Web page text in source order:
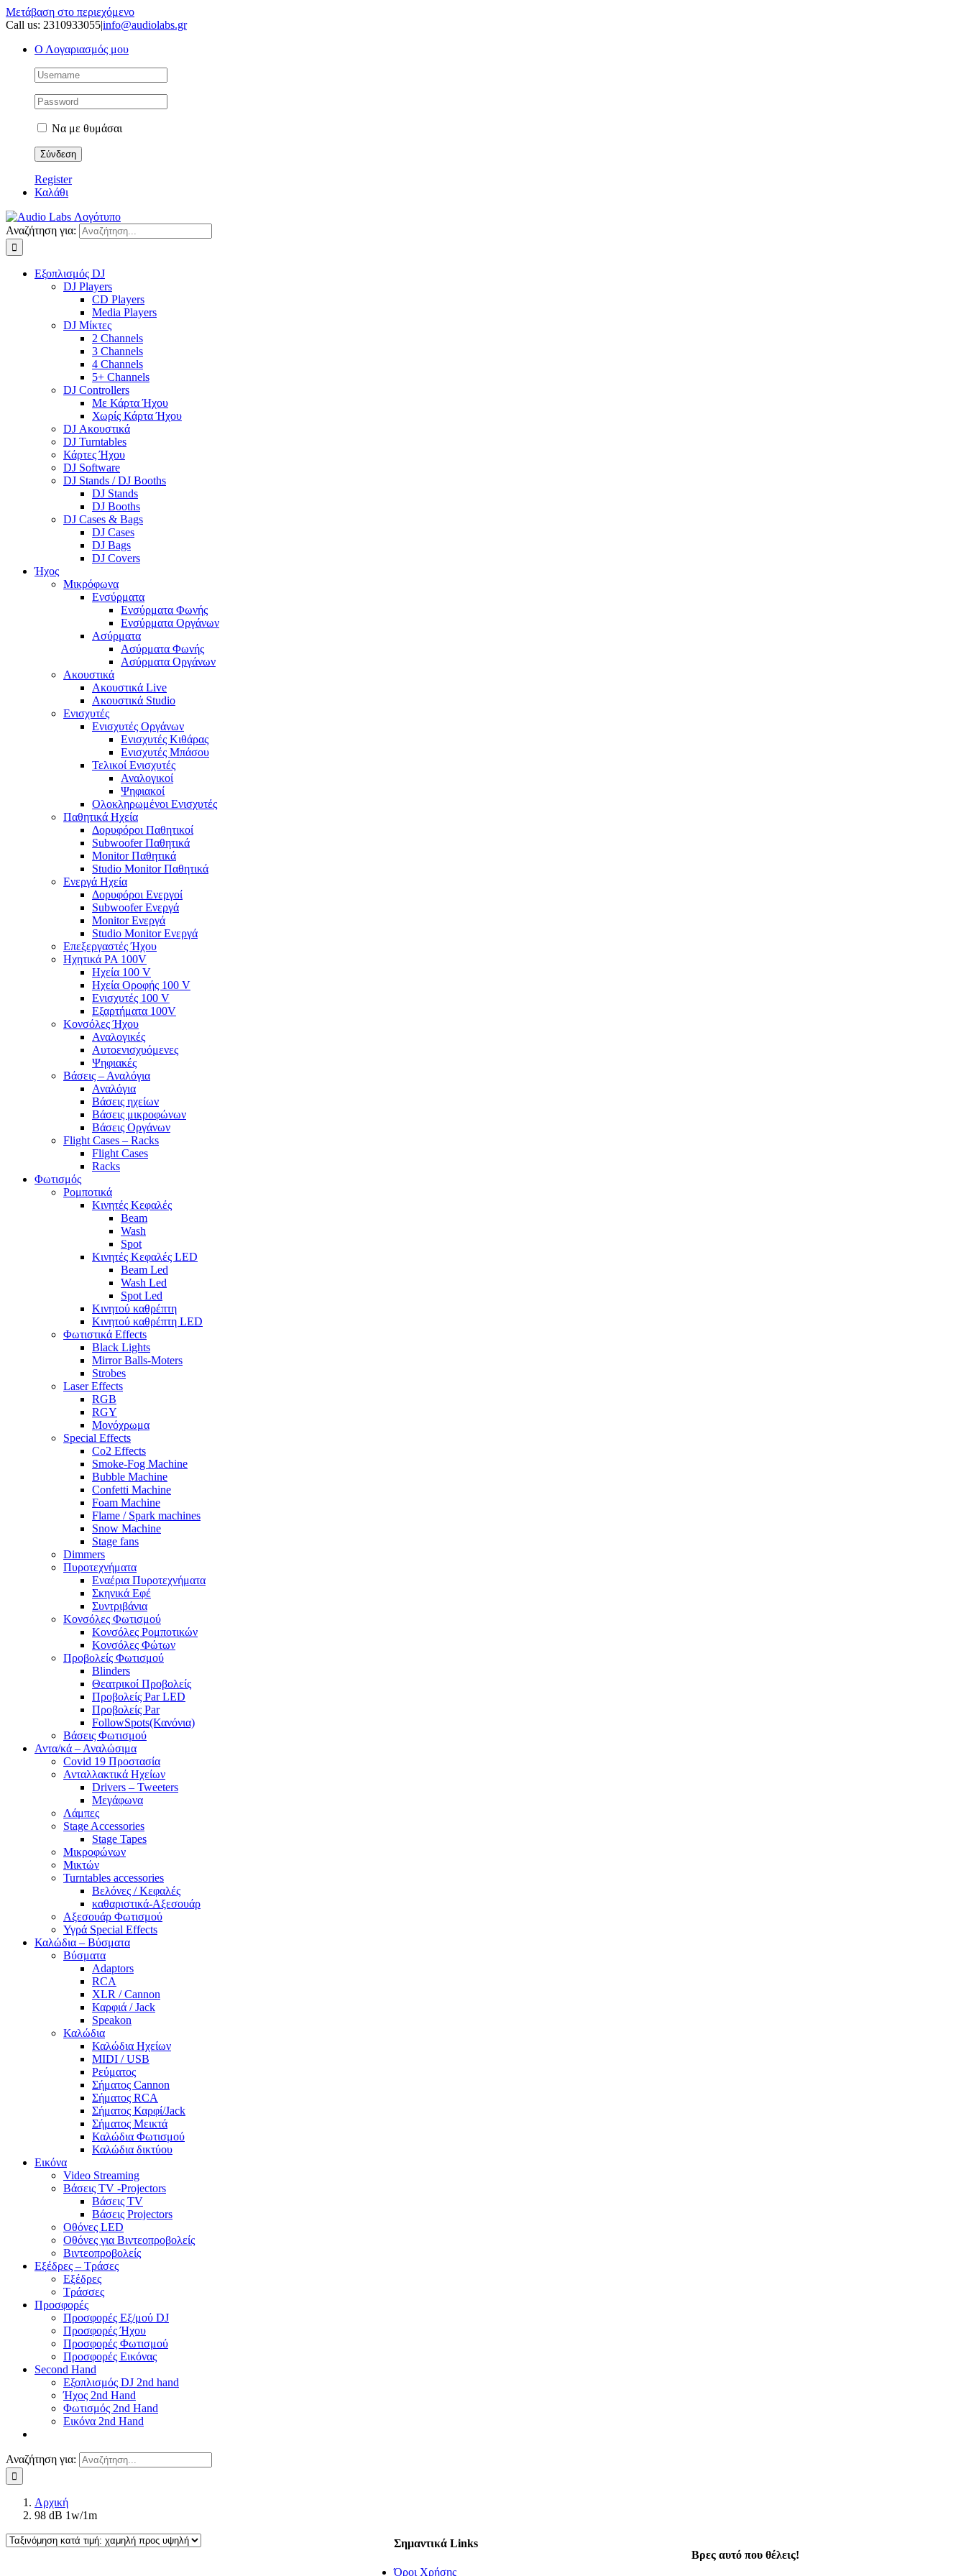
Μετάβαση στο περιεχόμενο
Call us: 2310933055|info@audiolabs.gr
Ο Λογαριασμός μου
Να με θυμάσαι
Register
Καλάθι
Αναζήτηση για:
Εξοπλισμός DJ
DJ Players
CD Players
Media Players
DJ Μίκτες
2 Channels
3 Channels
4 Channels
5+ Channels
DJ Controllers
Με Κάρτα Ήχου
Χωρίς Κάρτα Ήχου
DJ Ακουστικά
DJ Turntables
Κάρτες Ήχου
DJ Software
DJ Stands / DJ Booths
DJ Stands
DJ Booths
DJ Cases & Bags
DJ Cases
DJ Bags
DJ Covers
Ήχος
Μικρόφωνα
Ενσύρματα
Ενσύρματα Φωνής
Ενσύρματα Οργάνων
Ασύρματα
Ασύρματα Φωνής
Ασύρματα Οργάνων
Ακουστικά
Ακουστικά Live
Ακουστικά Studio
Ενισχυτές
Ενισχυτές Οργάνων
Ενισχυτές Κιθάρας
Ενισχυτές Μπάσου
Τελικοί Ενισχυτές
Αναλογικοί
Ψηφιακοί
Ολοκληρωμένοι Ενισχυτές
Παθητικά Ηχεία
Δορυφόροι Παθητικοί
Subwoofer Παθητικά
Monitor Παθητικά
Studio Monitor Παθητικά
Ενεργά Ηχεία
Δορυφόροι Ενεργοί
Subwoofer Ενεργά
Monitor Ενεργά
Studio Monitor Ενεργά
Επεξεργαστές Ήχου
Ηχητικά PA 100V
Ηχεία 100 V
Ηχεία Οροφής 100 V
Ενισχυτές 100 V
Εξαρτήματα 100V
Κονσόλες Ήχου
Αναλογικές
Αυτοενισχυόμενες
Ψηφιακές
Βάσεις – Αναλόγια
Αναλόγια
Βάσεις ηχείων
Βάσεις μικροφώνων
Βάσεις Οργάνων
Flight Cases – Racks
Flight Cases
Racks
Φωτισμός
Ρομποτικά
Κινητές Κεφαλές
Beam
Wash
Spot
Κινητές Κεφαλές LED
Beam Led
Wash Led
Spot Led
Κινητού καθρέπτη
Κινητού καθρέπτη LED
Φωτιστικά Effects
Black Lights
Mirror Balls-Moters
Strobes
Laser Effects
RGB
RGY
Μονόχρωμα
Special Effects
Co2 Effects
Smoke-Fog Machine
Bubble Machine
Confetti Machine
Foam Machine
Flame / Spark machines
Snow Machine
Stage fans
Dimmers
Πυροτεχνήματα
Εναέρια Πυροτεχνήματα
Σκηνικά Εφέ
Συντριβάνια
Κονσόλες Φωτισμού
Κονσόλες Ρομποτικών
Κονσόλες Φώτων
Προβολείς Φωτισμού
Blinders
Θεατρικοί Προβολείς
Προβολείς Par LED
Προβολείς Par
FollowSpots(Κανόνια)
Βάσεις Φωτισμού
Αντα/κά – Αναλώσιμα
Covid 19 Προστασία
Ανταλλακτικά Ηχείων
Drivers – Tweeters
Μεγάφωνα
Λάμπες
Stage Accessories
Stage Tapes
Μικροφώνων
Μικτών
Turntables accessories
Βελόνες / Κεφαλές
καθαριστικά-Αξεσουάρ
Αξεσουάρ Φωτισμού
Υγρά Special Effects
Καλώδια – Βύσματα
Βύσματα
Adaptors
RCA
XLR / Cannon
Καρφιά / Jack
Speakon
Καλώδια
Καλώδια Ηχείων
MIDI / USB
Ρεύματος
Σήματος Cannon
Σήματος RCA
Σήματος Καρφί/Jack
Σήματος Μεικτά
Καλώδια Φωτισμού
Καλώδια δικτύου
Εικόνα
Video Streaming
Βάσεις TV -Projectors
Βάσεις TV
Βάσεις Projectors
Οθόνες LED
Οθόνες για Βιντεοπροβολείς
Βιντεοπροβολείς
Εξέδρες – Τράσες
Εξέδρες
Τράσσες
Προσφορές
Προσφορές Εξ/μού DJ
Προσφορές Ήχου
Προσφορές Φωτισμού
Προσφορές Εικόνας
Second Hand
Εξοπλισμός DJ 2nd hand
Ήχος 2nd Hand
Φωτισμός 2nd Hand
Εικόνα 2nd Hand
Αναζήτηση για:
Αρχική
98 dB 1w/1m
Βρες αυτό που θέλεις!
Σημαντικά Links
Όροι Χρήσης